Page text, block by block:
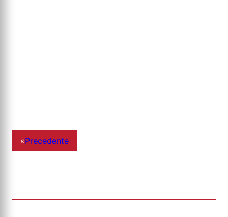
«Precedente